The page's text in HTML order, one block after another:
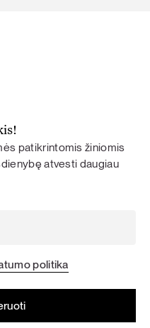
patikrintomis žiniomis
atvesti daugiau
politika